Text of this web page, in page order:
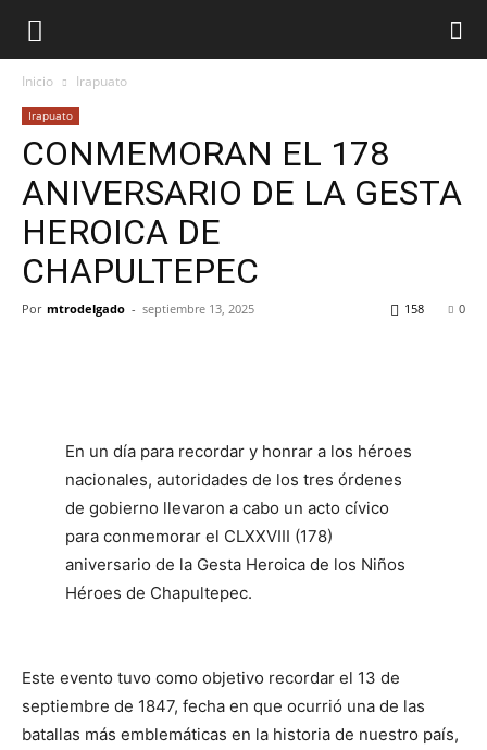
Inicio Irapuato
Irapuato
CONMEMORAN EL 178
ANIVERSARIO DE LA GESTA
HEROICA DE
CHAPULTEPEC
Por mtrodelgado - septiembre 13, 2025 0
158
En un día para recordar y honrar a los héroes
nacionales, autoridades de los tres órdenes
de gobierno llevaron a cabo un acto cívico
para conmemorar el CLXXVIII (178)
aniversario de la Gesta Heroica de los Niños
Héroes de Chapultepec.
Este evento tuvo como objetivo recordar el 13 de
septiembre de 1847, fecha en que ocurrió una de las
batallas más emblemáticas en la historia de nuestro país,